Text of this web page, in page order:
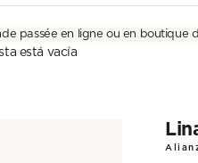
passée en ligne ou en
está vacía